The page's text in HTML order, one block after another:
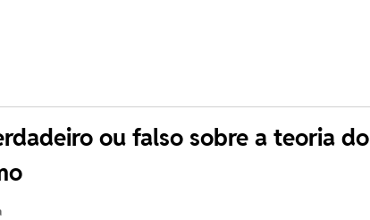
ou falso sobre a teoria do